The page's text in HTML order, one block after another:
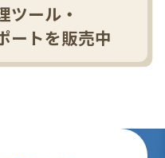
ツール・
ートを販売中